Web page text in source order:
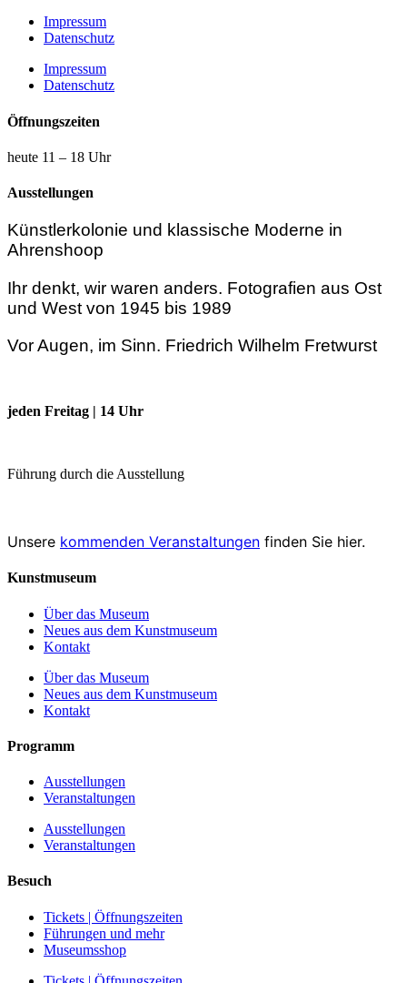
Impressum
Datenschutz
Impressum
Datenschutz
Öffnungszeiten
heute 11 – 18 Uhr
Ausstellungen
Künstlerkolonie und klassische Moderne in
Ahrenshoop
Ihr denkt, wir waren anders. Fotografien aus Ost
und West von 1945 bis 1989
Vor Augen, im Sinn. Friedrich Wilhelm Fretwurst
jeden Freitag | 14 Uhr
Führung durch die Ausstellung
Unsere kommenden Veranstaltungen finden Sie hier.
Kunstmuseum
Über das Museum
Neues aus dem Kunstmuseum
Kontakt
Über das Museum
Neues aus dem Kunstmuseum
Kontakt
Programm
Ausstellungen
Veranstaltungen
Ausstellungen
Veranstaltungen
Besuch
Tickets | Öffnungszeiten
Führungen und mehr
Museumsshop